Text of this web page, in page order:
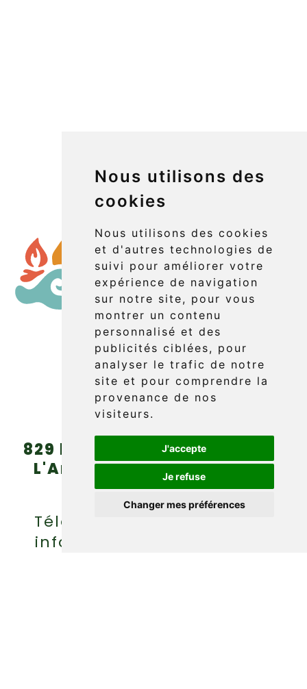
Nous utilisons des
cookies
Nous utilisons des cookies
et d'autres technologies de
suivi pour améliorer votre
expérience de navigation
sur notre site, pour vous
montrer un contenu
personnalisé et des
publicités ciblées, pour
analyser le trafic de notre
site et pour comprendre la
provenance de nos
visiteurs.
J'accepte
Je refuse
Changer mes préférences
Réserver
829 boul. Griffon (route 132)
L'Anse-au-Griffon, Gaspé
(Québec) G4X 6A9
Téléphone : (418) 360-6614
info@griffonaventure.com